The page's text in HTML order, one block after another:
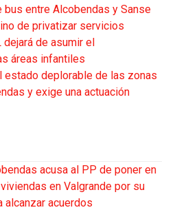
bus entre Alcobendas y Sanse
de privatizar servicios
dejará de asumir el
áreas infantiles
estado deplorable de las zonas
y exige una actuación
acusa al PP de poner en
en Valgrande por su
alcanzar acuerdos